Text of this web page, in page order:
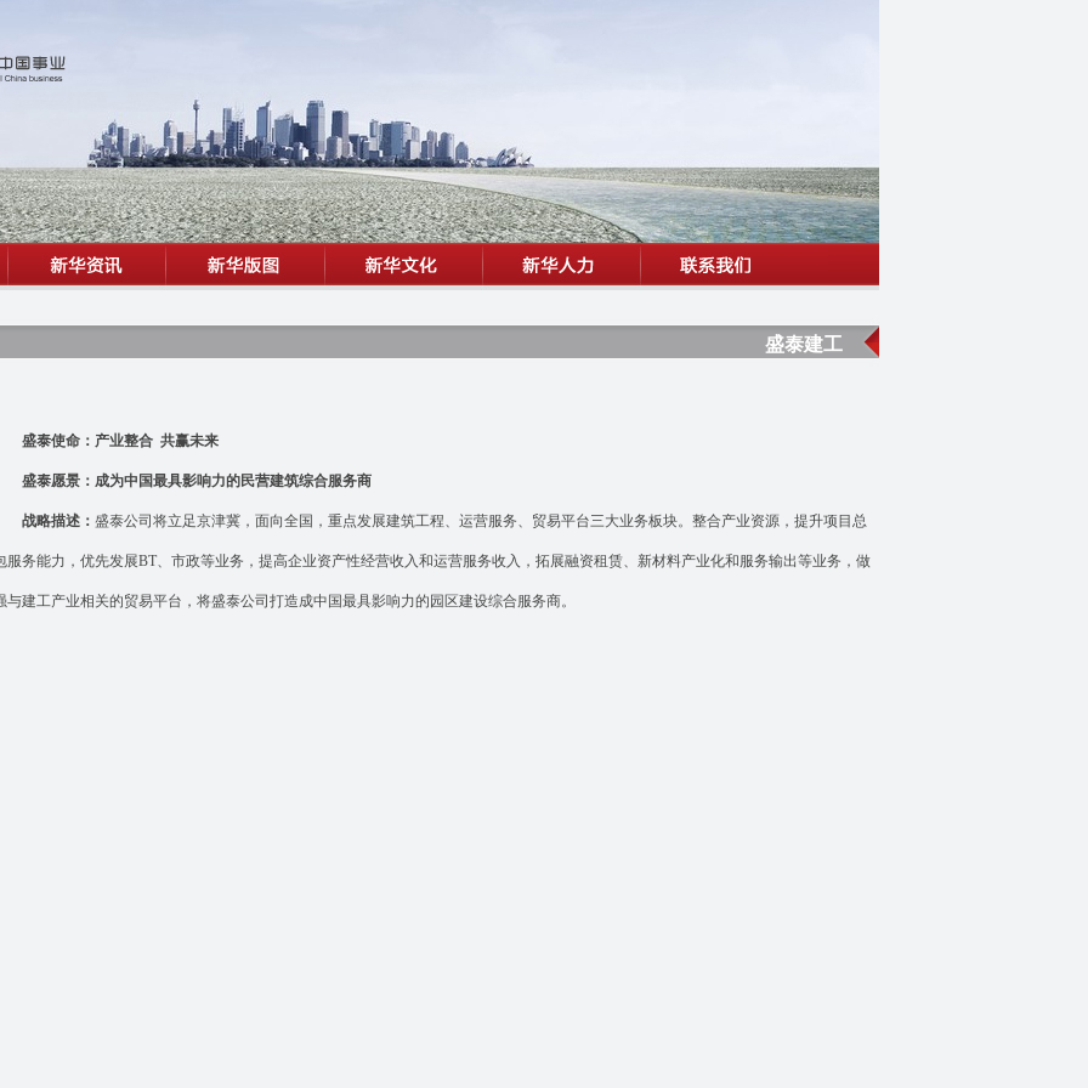
盛泰建工
盛泰使命：产业整合 共赢未来
泰愿景：成为中国最具影响力的民营建筑综合服务商
略描述： 盛泰公司将立足京津冀，面向全国，重点发展建筑工程、运营服务、贸易平台三大业务板块。整合产业资源，提升项目总
服务能力，优先发展BT、市政等业务，提高企业资产性经营收入和运营服务收入，拓展融资租赁、新材料产业化和服务输出等业务，做
与建工产业相关的贸易平台，将盛泰公司打造成中国最具影响力的园区建设综合服务商。